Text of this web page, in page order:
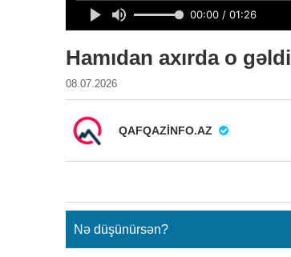
Hamıdan axırda o gəldi
08.07.2026
QAFQAZINFO.AZ
Nə düşünürsən?